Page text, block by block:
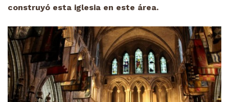
construyó esta iglesia en este área.